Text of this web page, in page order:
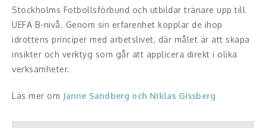
Stockholms Fotbollsförbund och utbildar tränare upp till
UEFA B-nivå. Genom sin erfarenhet kopplar de ihop
idrottens principer med arbetslivet, där målet är att skapa
insikter och verktyg som går att applicera direkt i olika
verksamheter.
Läs mer om Janne Sandberg och Niklas Gissberg